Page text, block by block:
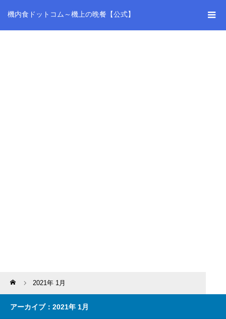
機内食ドットコム～機上の晩餐【公式】
Home 2021年 1月
アーカイブ：2021年 1月